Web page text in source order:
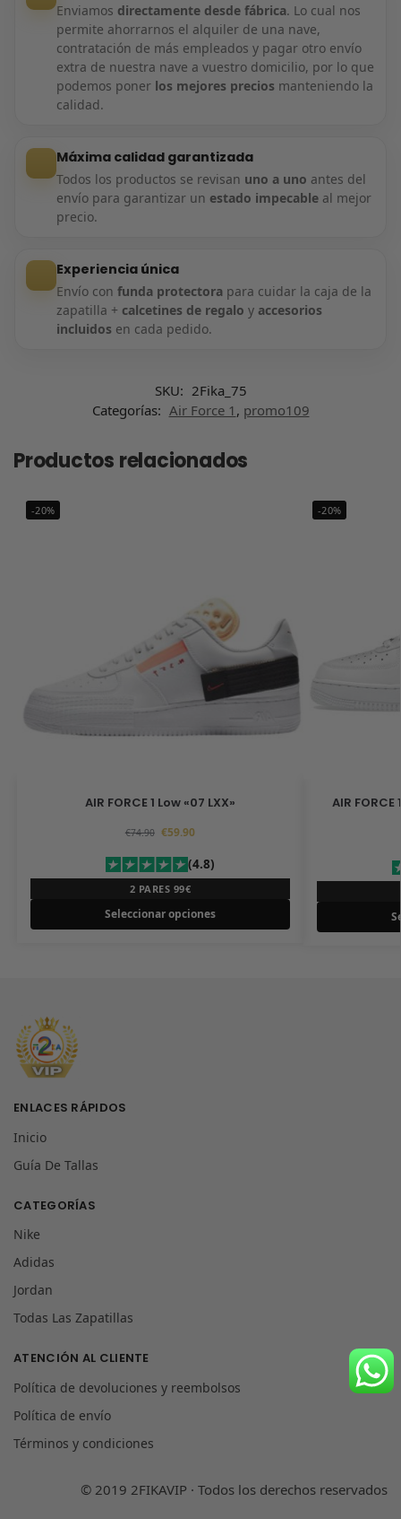
Enviamos directamente desde fábrica. Lo cual nos
permite ahorrarnos el alquiler de una nave,
contratación de más empleados y pagar otro envío
extra de nuestra nave a vuestro domicilio, por lo que
podemos poner los mejores precios manteniendo la
calidad.
Máxima calidad garantizada
Todos los productos se revisan uno a uno antes del
envío para garantizar un estado impecableal mejor
precio.
Experiencia única
Envío con funda protectorapara cuidar la caja de la
zapatilla + calcetines de regalo y accesorios
incluidos en cada pedido.
SKU: 2Fika_75
Categorías: Air Force 1 , promo109
Productos relacionados
-20%
AIR FORCE 1 Low «07 LXX»
€74.90 €59.90
(4.8)
2 PARES 99€
Seleccionar opciones
-20%
AIR
ENLACES RÁPIDOS
Inicio
Guía De Tallas
CATEGORÍAS
Nike
Adidas
Jordan
Todas Las Zapatillas
ATENCIÓN AL CLIENTE
Política de devoluciones y reembolsos
Política de envío
Términos y condiciones
© 2019 2FIKAVIP · Todos los derechos reservados